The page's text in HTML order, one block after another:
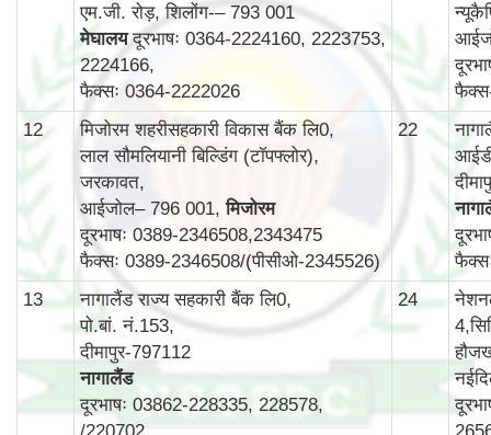
एम.जी. रोड़, शिलोंग-– 793 001
मेघालयदूरभाषः 0364-2224160, 2223753,
2224166,
फैक्सः 0364-2222026
12
मिजोरम शहरीसहकारी विकास बैंक लि0,
लाल सौमलियानी बिल्डिंग (टॉपफ्लोर),
जरकावत,
आईजोल– 796 001,मिजोरम
दूरभाषः 0389-2346508,2343475
फैक्सः 0389-2346508/(पीसीओ-2345526)
22
13
नागालैंड राज्य सहकारी बैंक लि0,
पो.बां. नं.153,
दीमापुर-797112
नागालैंड
दूरभाषः 03862-228335, 228578,
/220702
24